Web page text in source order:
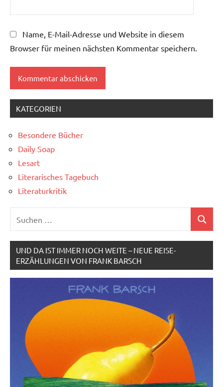
Name, E-Mail-Adresse und Website in diesem
Browser für meinen nächsten Kommentar speichern.
KATEGORIEN
Besondere Bücher
Daily Soap
Lesart
Literarisches Tagebuch
Literaturkritik
nach:
Suchen
UND DA IST IMMER NOCH WEITE – NEUE REISE-
ERZÄHLUNGEN VON FRANK BARSCH